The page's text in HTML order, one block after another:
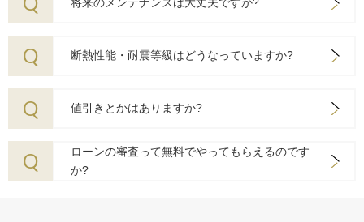
Q 断熱性能・耐震等級はどうなっていますか?
Q 値引きとかはありますか?
Q
ローンの審査って無料でやってもらえるのです
か?